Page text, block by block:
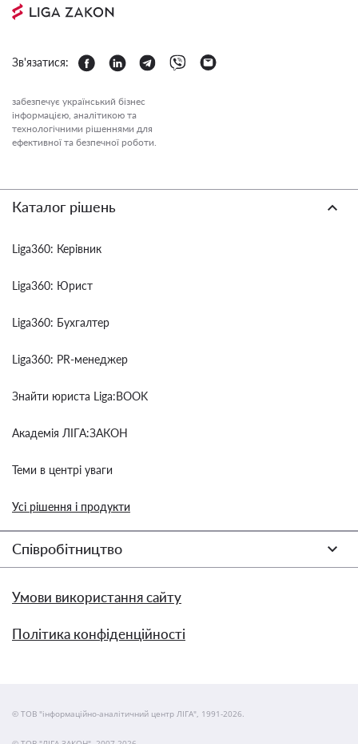
Зв'язатися:
забезпечує український бізнес
інформацією, аналітикою та
технологічними рішеннями для
ефективної та безпечної роботи.
Каталог рішень
Liga360: Керівник
Liga360: Юрист
Liga360: Бухгалтер
Liga360: PR-менеджер
Знайти юриста Liga:BOOK
Академія ЛІГА:ЗАКОН
Теми в центрі уваги
Усі рішення і продукти
Співробітництво
Умови використання сайту
Політика конфіденційності
© ТОВ "інформаційно-аналітичний центр ЛІГА", 1991-2026.